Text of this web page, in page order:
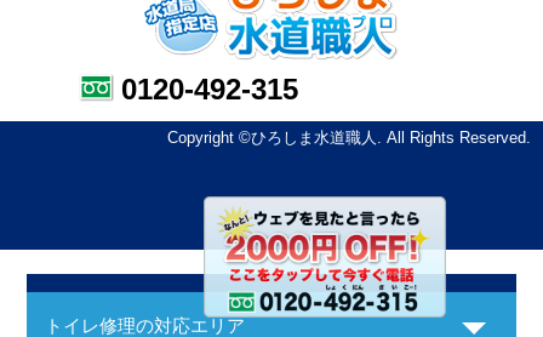
0120-492-315
Copyright ©ひろしま水道職人. All Rights Reserved.
トイレ修理の対応エリア